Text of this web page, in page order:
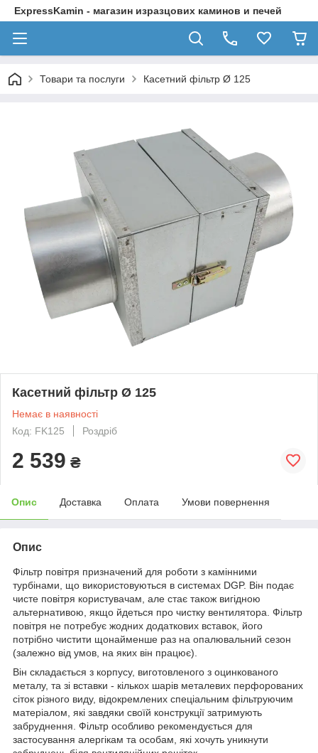
ExpressKamin - магазин изразцових каминов и печей
Товари та послуги Касетний фільтр Ø 125
Касетний фільтр Ø 125
Немає в наявності
Код: FK125
Роздріб
2 539 ₴
Опис Доставка Оплата Умови повернення
Опис
Фільтр повітря призначений для роботи з камінними
турбінами, що використовуються в системах DGP. Він подає
чисте повітря користувачам, але стає також вигідною
альтернативою, якщо йдеться про чистку вентилятора. Фільтр
повітря не потребує жодних додаткових вставок, його
потрібно чистити щонайменше раз на опалювальний сезон
(залежно від умов, на яких він працює).
Він складається з корпусу, виготовленого з оцинкованого
металу, та зі вставки - кількох шарів металевих перфорованих
сіток різного виду, відокремлених спеціальним фільтруючим
матеріалом, які завдяки своїй конструкції затримують
забруднення. Фільтр особливо рекомендується для
застосування алергікам та особам, які хочуть уникнути